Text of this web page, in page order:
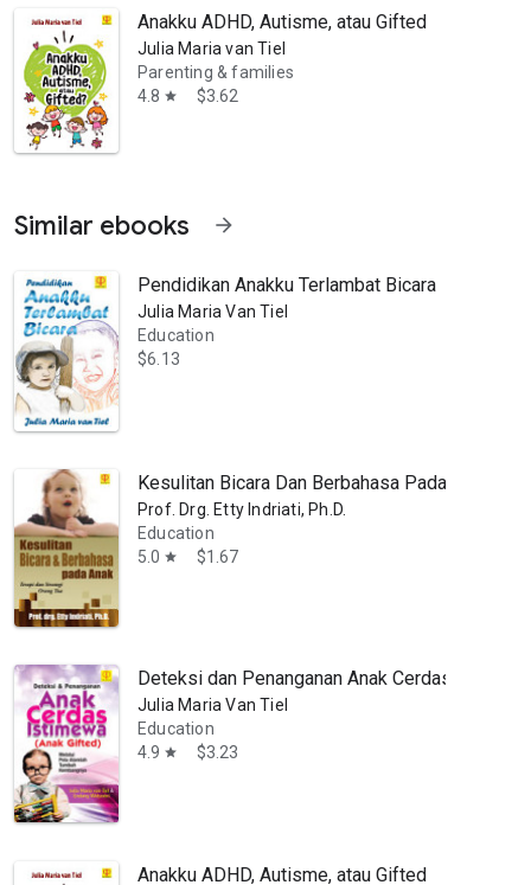
Anakku ADHD, Autisme, atau Gifted
Julia Maria van Tiel
Parenting & families
4.8 star $3.62
Similar ebooks arrow_forward
Pendidikan Anakku Terlambat Bicara
Julia Maria Van Tiel
Education
$6.13
Kesulitan Bicara Dan Berbahasa Pada Anak
Prof. Drg. Etty Indriati, Ph.D.
Education
5.0 star $1.67
Deteksi dan Penanganan Anak Cerdas
Julia Maria Van Tiel
Education
4.9 star $3.23
Anakku ADHD, Autisme, atau Gifted